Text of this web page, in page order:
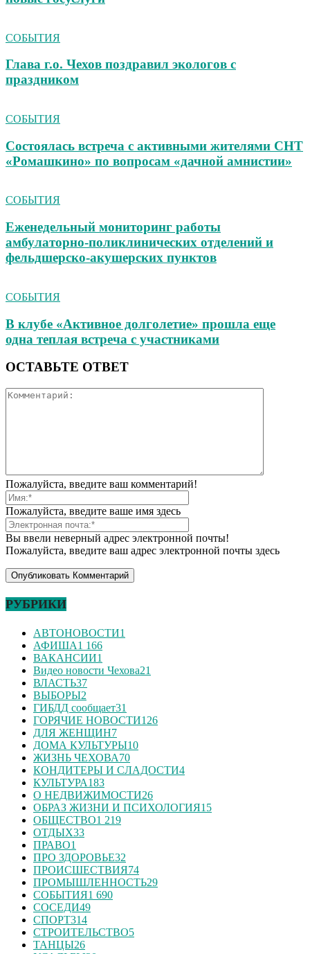
СОБЫТИЯ
Глава г.о. Чехов поздравил экологов с
праздником
СОБЫТИЯ
Состоялась встреча с активными жителями СНТ
«Ромашкино» по вопросам «дачной амнистии»
СОБЫТИЯ
Еженедельный мониторинг работы
амбулаторно‑поликлинических отделений и
фельдшерско‑акушерских пунктов
СОБЫТИЯ
В клубе «Активное долголетие» прошла еще
одна теплая встреча с участниками
ОСТАВЬТЕ ОТВЕТ
Пожалуйста, введите ваш комментарий!
Пожалуйста, введите ваше имя здесь
Вы ввели неверный адрес электронной почты!
Пожалуйста, введите ваш адрес электронной почты здесь
РУБРИКИ
АВТОНОВОСТИ1
АФИША1 166
ВАКАНСИИ1
Видео новости Чехова21
ВЛАСТЬ37
ВЫБОРЫ2
ГИБДД сообщает31
ГОРЯЧИЕ НОВОСТИ126
ДЛЯ ЖЕНЩИН7
ДОМА КУЛЬТУРЫ10
ЖИЗНЬ ЧЕХОВА70
КОНДИТЕРЫ И СЛАДОСТИ4
КУЛЬТУРА183
О НЕДВИЖИМОСТИ26
ОБРАЗ ЖИЗНИ И ПСИХОЛОГИЯ15
ОБЩЕСТВО1 219
ОТДЫХ33
ПРАВО1
ПРО ЗДОРОВЬЕ32
ПРОИСШЕСТВИЯ74
ПРОМЫШЛЕННОСТЬ29
СОБЫТИЯ1 690
СОСЕДИ49
СПОРТ314
СТРОИТЕЛЬСТВО5
ТАНЦЫ26